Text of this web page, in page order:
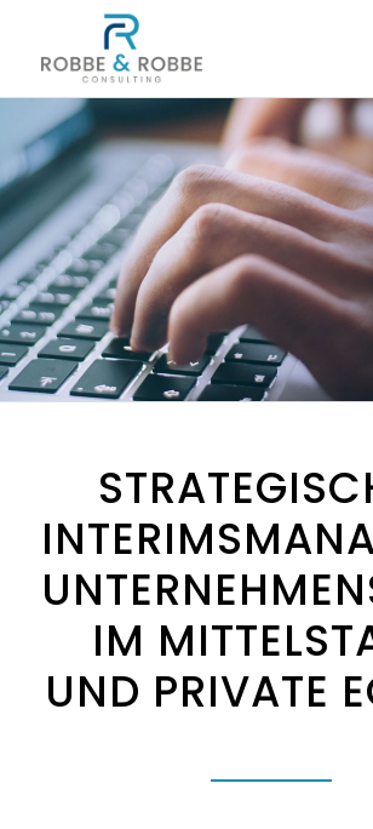
IM
UND PRIVATE